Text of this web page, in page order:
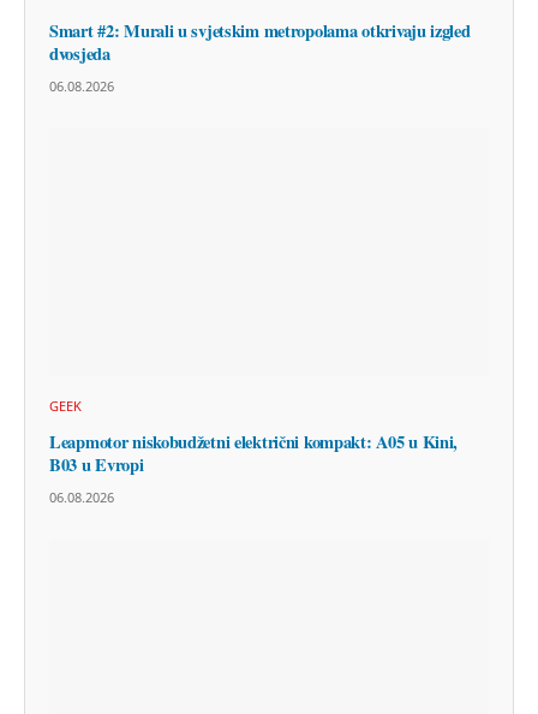
Smart #2: Murali u svjetskim metropolama otkrivaju izgled
dvosjeda
06.08.2026
GEEK
Leapmotor niskobudžetni električni kompakt: A05 u Kini,
B03 u Evropi
06.08.2026